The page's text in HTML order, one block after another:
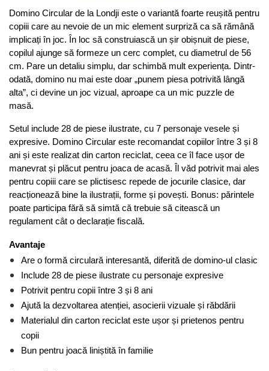
Domino Circular de la Londji este o variantă foarte reușită pentru
copiii care au nevoie de un mic element surpriză ca să rămână
implicați în joc. În loc să construiască un șir obișnuit de piese,
copilul ajunge să formeze un cerc complet, cu diametrul de 56
cm. Pare un detaliu simplu, dar schimbă mult experiența. Dintr-
odată, domino nu mai este doar „punem piesa potrivită lângă
alta”, ci devine un joc vizual, aproape ca un mic puzzle de
masă.
Setul include 28 de piese ilustrate, cu 7 personaje vesele și
expresive. Domino Circular este recomandat copiilor între 3 și 8
ani și este realizat din carton reciclat, ceea ce îl face ușor de
manevrat și plăcut pentru joaca de acasă. Îl văd potrivit mai ales
pentru copiii care se plictisesc repede de jocurile clasice, dar
reacționează bine la ilustrații, forme și povești. Bonus: părintele
poate participa fără să simtă că trebuie să citească un
regulament cât o declarație fiscală.
Avantaje
Are o formă circulară interesantă, diferită de domino-ul clasic
Include 28 de piese ilustrate cu personaje expresive
Potrivit pentru copii între 3 și 8 ani
Ajută la dezvoltarea atenției, asocierii vizuale și răbdării
Materialul din carton reciclat este ușor și prietenos pentru
copii
Bun pentru joacă liniștită în familie